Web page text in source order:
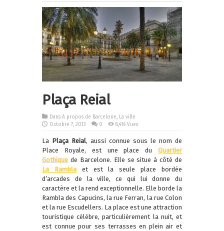
Plaça Reial
Dans A propos de Barcelone, La ville
Octobre 7, 2013
0 8,416 Vues
La Plaça Reial, aussi connue sous le nom de
Place Royale, est une place du Quartier
Gothique de Barcelone. Elle se situe à côté de
La Ramblaet est la seule place bordée
d’arcades de la ville, ce qui lui donne du
caractère et la rend exceptionnelle. Elle borde la
Rambla des Capucins, la rue Ferran, la rue Colon
et la rue Escudellers. La place est une attraction
touristique célèbre, particulièrement la nuit, et
est connue pour ses terrasses en plein air et